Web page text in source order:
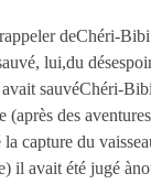
deChéri-
lui,du
sauvéChéri-
(après des
la capture du
il avait été jugé